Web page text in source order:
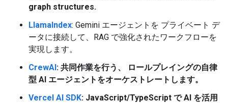
graph structures.
LlamaIndex: Gemini エージェントを プライベート デ
ータに接続して、RAG で強化されたワークフローを
実現します。
CrewAI: 共同作業を行う、 ロールプレイングの自律
型 AI エージェントをオーケストレートします。
Vercel AI SDK: JavaScript/TypeScript で AI を活用